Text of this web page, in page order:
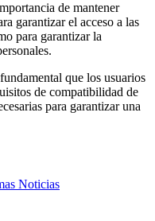
de mantener
garantizar el acceso a las
para garantizar la
que los usuarios
de compatibilidad de
para garantizar una
Noticias